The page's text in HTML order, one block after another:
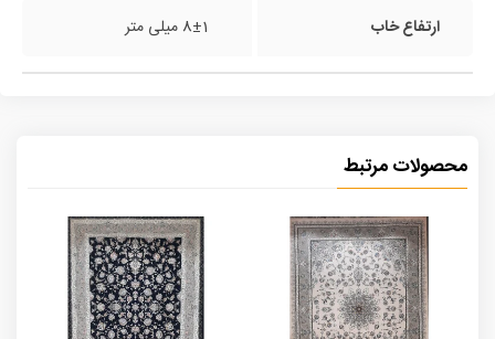
ارتفاع خاب 8±1 میلی متر
محصولات مرتبط